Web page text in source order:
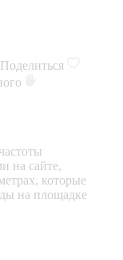
Поделиться
на сайте,
которые
на площадке